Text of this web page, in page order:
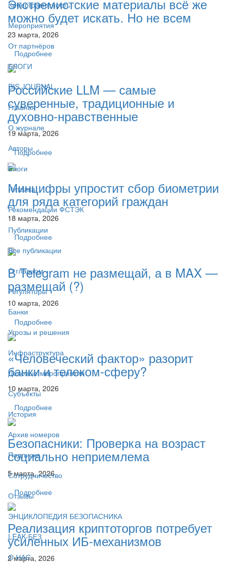
Киберграмотность
Мероприятия
От партнёров
БЛОГИ
BIS JOURNAL
Главная
О журнале
Авторы
Блоги
Читалка
Рекомендации ФСТЭК
Публикации
Все публикации
О главном
Регуляторы
Банки
Угрозы и решения
Инфраструктура
Деловые мероприятия
Субъекты
История
Архив номеров
Подписка
Сотрудничество
Отзывы
ЭНЦИКЛОПЕДИЯ БЕЗОПАСНИКА
LEAK-БЕЗ
О НАС
Экстремистские материалы всё же
можно будет искать. Но не всем
23 марта, 2026
Подробнее
Российские LLM — самые
суверенные, традиционные и
духовно-нравственные
19 марта, 2026
Подробнее
Минцифры упростит сбор биометрии
для ряда категорий граждан
18 марта, 2026
Подробнее
В Telegram не размещай, а в MAX —
размещай (?)
10 марта, 2026
Подробнее
«Человеческий фактор» разорит
банки и телеком-сферу?
10 марта, 2026
Подробнее
Безопасники: Проверка на возраст
социально неприемлема
5 марта, 2026
Подробнее
Реализация криптоторгов потребует
усиленных ИБ-механизмов
2 марта, 2026